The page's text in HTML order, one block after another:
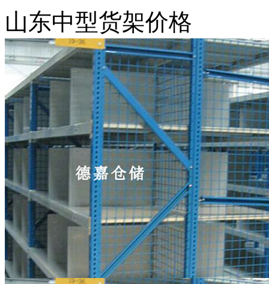
山东中型货架价格